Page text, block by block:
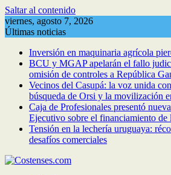
Saltar al contenido
viernes, agosto 7, 2026
Últimas noticias
Inversión en maquinaria agrícola
BCU y MGAP apelarán el fallo
omisión de controles a República
Vecinos del Casupá: la voz unida
búsqueda de Orsi y la movilización
Caja de Profesionales presentó
Ejecutivo sobre el financiamiento de
Tensión en la lechería uruguaya:
desafíos comerciales